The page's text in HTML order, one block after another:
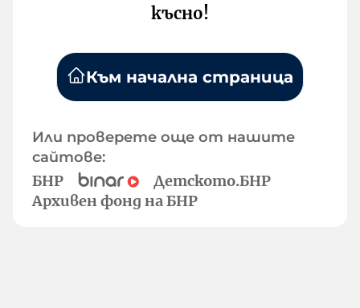
късно!
Към начална страница
Или проверете още от нашите
сайтове:
БНР
Детското.БНР
Архивен фонд на БНР